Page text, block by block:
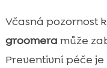
Včasná pozornost k
groomera může
Preventivní péče